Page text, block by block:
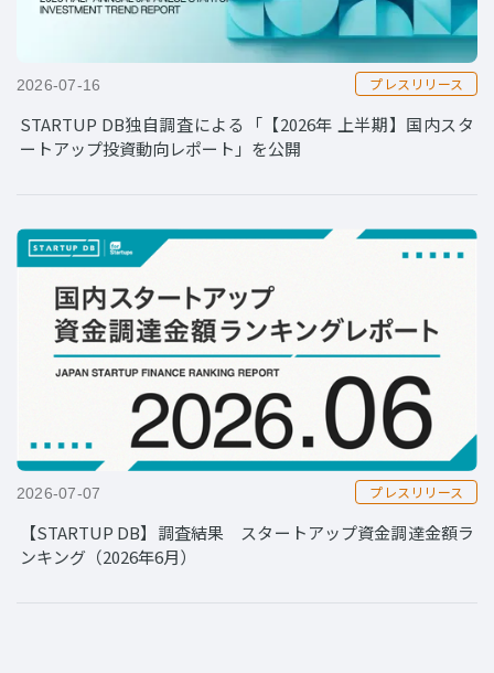
2026-07-16 プレスリリース
STARTUP DB独自調査による「【2026年 上半期】国内スタ
ートアップ投資動向レポート」を公開
2026-07-07 プレスリリース
【STARTUP DB】調査結果 スタートアップ資金調達金額ラ
ンキング（2026年6月）